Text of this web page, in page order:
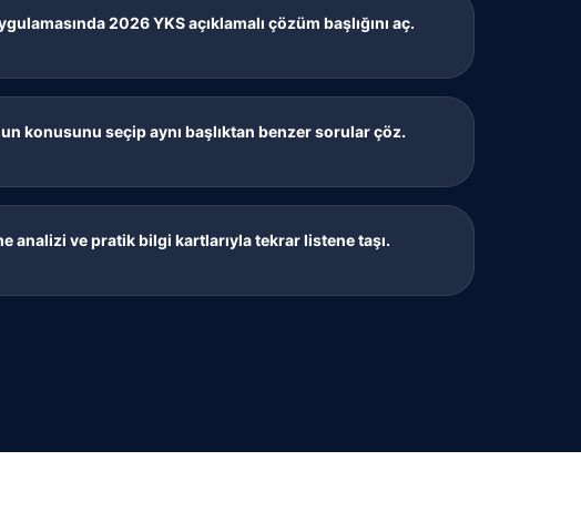
2026 YKS açıklamalı çözüm başlığını aç.
konusunu seçip aynı başlıktan benzer sorular çöz.
analizi ve pratik bilgi kartlarıyla tekrar listene taşı.